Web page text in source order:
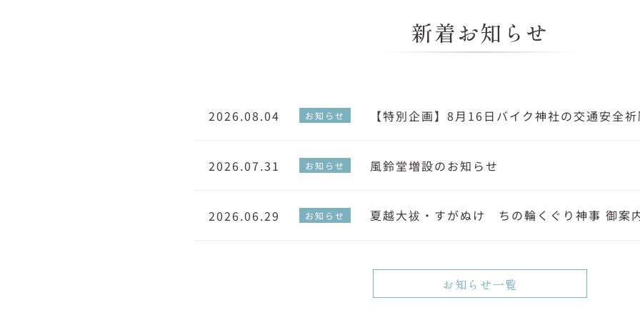
新着お知らせ
2026.08.04 お知らせ 【特別企画】8月16日バイク神社の交通安全
2026.07.31 お知らせ 風鈴堂増設のお知らせ
2026.06.29 お知らせ 夏越大祓・すがぬけ ちの輪くぐり神事 御案
お知らせ一覧